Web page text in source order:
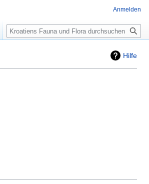
Hilfe
Anmelden
Suche